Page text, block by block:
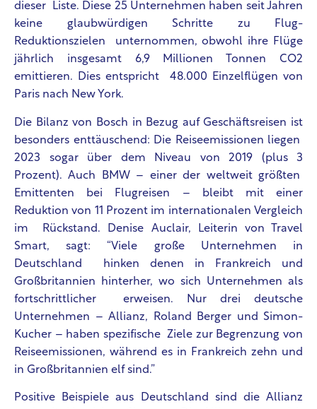
dieser Liste. Diese 25 Unternehmen haben seit Jahren
keine glaubwürdigen Schritte zu Flug-
Reduktionszielen unternommen, obwohl ihre Flüge
jährlich insgesamt 6,9 Millionen Tonnen CO2
emittieren. Dies entspricht 48.000 Einzelflügen von
Paris nach New York.
Die Bilanz von Bosch in Bezug auf Geschäftsreisen ist
besonders enttäuschend: Die Reiseemissionen liegen
2023 sogar über dem Niveau von 2019 (plus 3
Prozent). Auch BMW – einer der weltweit größten
Emittenten bei Flugreisen – bleibt mit einer
Reduktion von 11 Prozent im internationalen Vergleich
im Rückstand. Denise Auclair, Leiterin von Travel
Smart, sagt: “Viele große Unternehmen in
Deutschland hinken denen in Frankreich und
Großbritannien hinterher, wo sich Unternehmen als
fortschrittlicher erweisen. Nur drei deutsche
Unternehmen – Allianz, Roland Berger und Simon-
Kucher – haben spezifische Ziele zur Begrenzung von
Reiseemissionen, während es in Frankreich zehn und
in Großbritannien elf sind.”
Positive Beispiele aus Deutschland sind die Allianz